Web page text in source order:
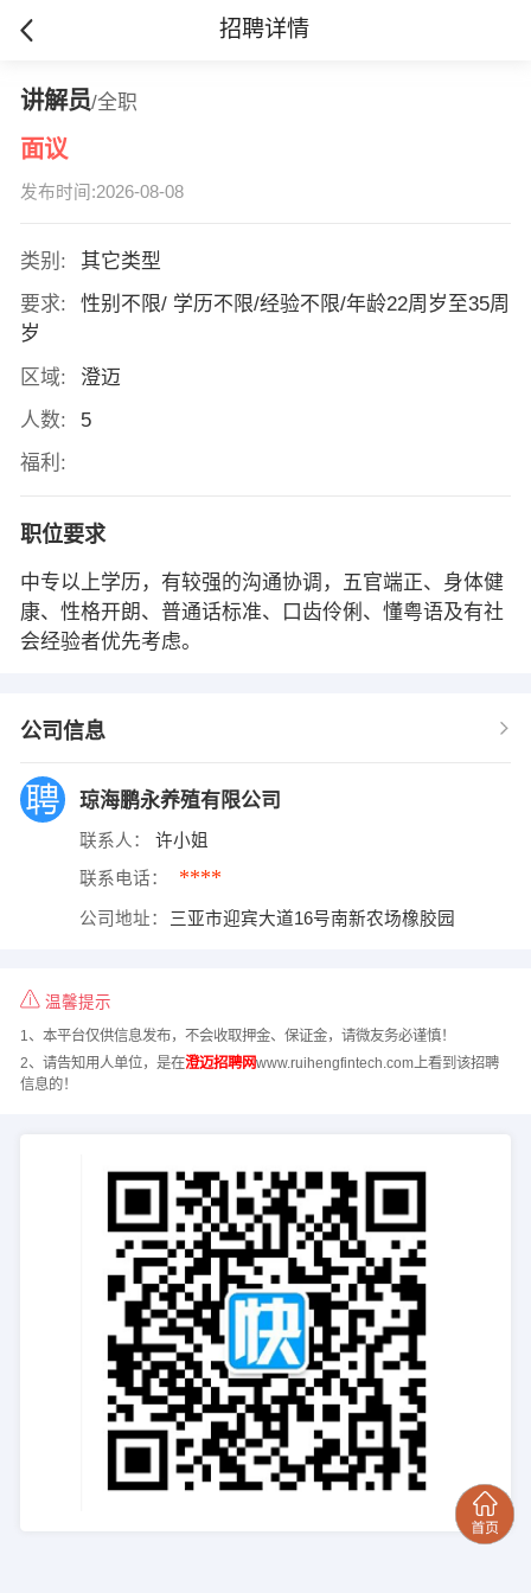
招聘详情
讲解员/全职
面议
发布时间:2026-08-08
类别:
其它类型
要求:
性别不限/ 学历不限/经验不限/年龄22周岁至35周
岁
区域:
澄迈
人数:
5
福利:
职位要求
中专以上学历，有较强的沟通协调，五官端正、身体健
康、性格开朗、普通话标准、口齿伶俐、懂粤语及有社
会经验者优先考虑。
公司信息
琼海鹏永养殖有限公司
联系人： 许小姐
联系电话： ****
公司地址： 三亚市迎宾大道16号南新农场橡胶园
温馨提示
1、本平台仅供信息发布，不会收取押金、保证金，请微友务必谨慎！
2、请告知用人单位，是在澄迈招聘网www.ruihengfintech.com上看到该招聘
信息的！